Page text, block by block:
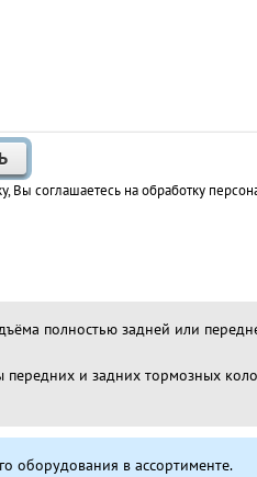
Вы соглашаетесь на обработку
полностью задней или
передних и задних тормозных
оборудования в ассортименте.